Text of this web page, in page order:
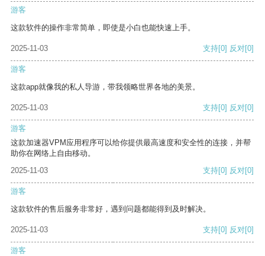
游客
这款软件的操作非常简单，即使是小白也能快速上手。
2025-11-03 支持[0] 反对[0]
游客
这款app就像我的私人导游，带我领略世界各地的美景。
2025-11-03 支持[0] 反对[0]
游客
这款加速器VPM应用程序可以给你提供最高速度和安全性的连接，并帮
助你在网络上自由移动。
2025-11-03
支持[0] 反对[0]
游客
这款软件的售后服务非常好，遇到问题都能得到及时解决。
2025-11-03 支持[0] 反对[0]
游客